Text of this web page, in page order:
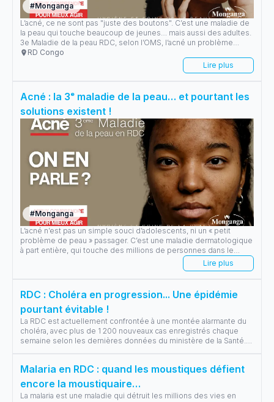
#Monganga
L’acné, ce ne sont pas "juste des boutons". C’est une maladie de
la peau qui touche beaucoup de jeunes… mais aussi des adultes.
3e Maladie de la peau RDC, selon l’OMS, l’acné un problème
fréquent qui perturbe la confiance en soi de nombreux
adolescents, femmes enceintes, jeunes adultes, parfois même
RD Congo
Lire plus
Acné : la 3ᵉ maladie de la peau… et pourtant les
solutions existent !
#Monganga
L’acné n’est pas un simple souci d’adolescents, ni un « petit
problème de peau » passager. C’est une maladie dermatologique
à part entière, qui touche des millions de personnes dans le
Lire plus
RDC : Choléra en progression... Une épidémie
pourtant évitable !
La RDC est actuellement confrontée à une montée alarmante du
choléra, avec plus de 1 200 nouveaux cas enregistrés chaque
semaine selon les dernières données du ministère de la Santé.
Malaria en RDC : quand les moustiques défient
encore la moustiquaire…
La malaria est une maladie qui détruit les millions des vies en